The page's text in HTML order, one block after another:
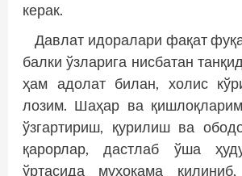
керак.
Давлат идоралари фақат
балки ўзларига нисбатан
ҳам адолат билан, холис
лозим. Шаҳар ва
ўзгартириш, қурилиш ва
қарорлар, дастлаб ўша
ўртасида муҳокама